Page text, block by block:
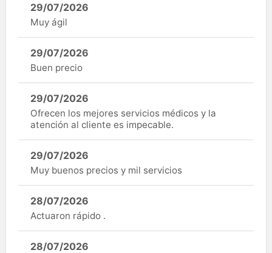
29/07/2026
Muy ágil
29/07/2026
Buen precio
29/07/2026
Ofrecen los mejores servicios médicos y la
atención al cliente es impecable.
29/07/2026
Muy buenos precios y mil servicios
28/07/2026
Actuaron rápido .
28/07/2026